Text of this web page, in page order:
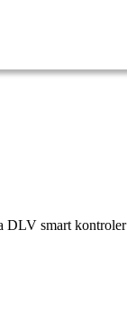
DLV smart kontroler